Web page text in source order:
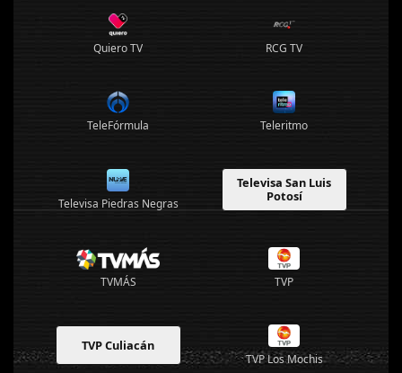
Quiero TV RCG TV
TeleFórmula Teleritmo
Televisa Piedras Negras
Televisa San Luis
Potosí
TVMÁS TVP
TVP Culiacán
TVP Los Mochis